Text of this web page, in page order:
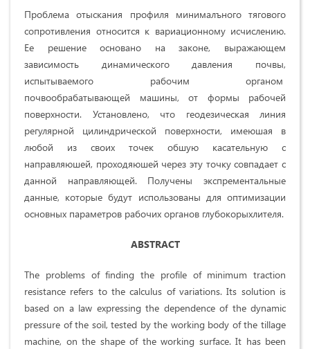
Проблема отыскания профиля минималъного тягового
сопротивления относится к вариационному исчислению.
Ее решение основано на законе, выражающем
зависимость динамического давления почвы,
испытываемого рабочим органом
почвообрабатывающей машины, от формы рабочей
поверхности. Установлено, что геодезическая линия
регулярной цилиндрической поверхности, имеюшая в
любой из своих точек обшую касательную с
направляюшей, проходяюшей через эту точку совпадает с
данной направляющей. Получены экспрементальные
данные, которые будут использованы для оптимизации
основных параметров рабочих органов глубокорыхлителя.
ABSTRACT
The problems of finding the profile of minimum traction
resistance refers to the calculus of variations. Its solution is
based on a law expressing the dependence of the dynamic
pressure of the soil, tested by the working body of the tillage
machine, on the shape of the working surface. It has been